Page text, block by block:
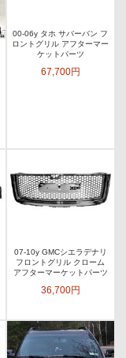
00-06y タホ サバーバン フ
ロントグリル アフターマー
ケットパーツ
67,700円
07-10y GMCシエラデナリ
フロントグリル クローム
アフターマーケットパーツ
36,700円